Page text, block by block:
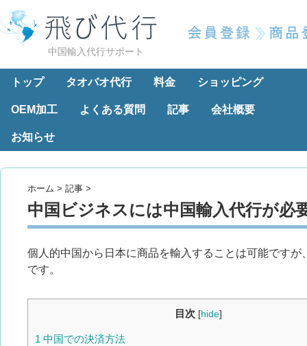
中国輸入代行サポート
トップ タオバオ代行 料金 ショッピング
OEM加工 よくある質問 記事 会社概要
お知らせ
ホーム > 記事 >
中国ビジネスには中国輸入代行が必
個人的中国から日本に商品を輸入することは可能です
です。
目次 [hide]
1 中国での決済方法